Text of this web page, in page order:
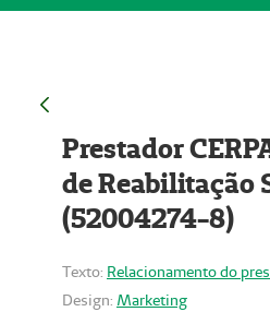
Prestador
de Reabilitação
(52004274-8)
Texto: Relacionamento do
Design: Marketing